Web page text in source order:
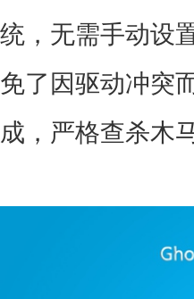
统，无需手动设
免了因驱动冲突
成，严格查杀木